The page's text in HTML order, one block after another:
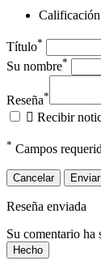
Título*
Su nombre*
Reseña*
 Recibir
* Campos
Cancelar Enviar
Reseña enviada
Su comentario ha
Hecho